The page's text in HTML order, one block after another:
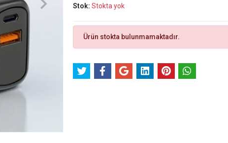
Stok: Stokta yok
Ürün stokta bulunmamaktadır.